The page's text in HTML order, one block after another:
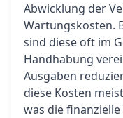
Abwicklung der
Wartungskosten.
sind diese oft im
Handhabung
Ausgaben
diese Kosten
was die